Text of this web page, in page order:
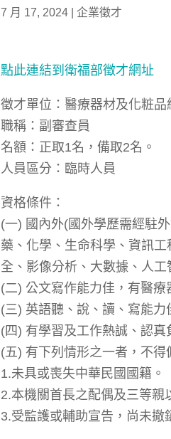
7 月 17, 2024| 企業徵才
點此連結到衛福部徵才網址
徵才單位：醫療器材及化粧品
職稱：副審查員
名額：正取1名，備取2名。
人員區分：臨時人員
資格條件：
(一) 國內外(國外學歷需經駐
藥、化學、生命科學、資訊
全、影像分析、大數據、人工
(二) 公文寫作能力佳，有醫療
(三) 英語聽、說、讀、寫能力
(四) 有學習及工作熱誠、認真
(五) 有下列情形之一者，不得
1.未具或喪失中華民國國籍。
2.本機關首長之配偶及三等親
3.受監護或輔助宣告，尚未撤